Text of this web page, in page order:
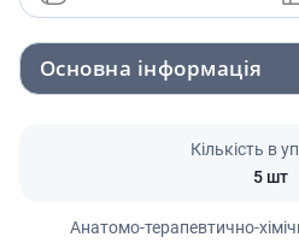
Основна інформація
Кількість в
5 шт
Анатомо-терапевтично-